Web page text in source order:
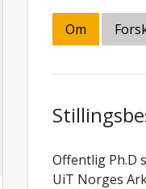
Om
Offentlig Ph.D
UiT Norges